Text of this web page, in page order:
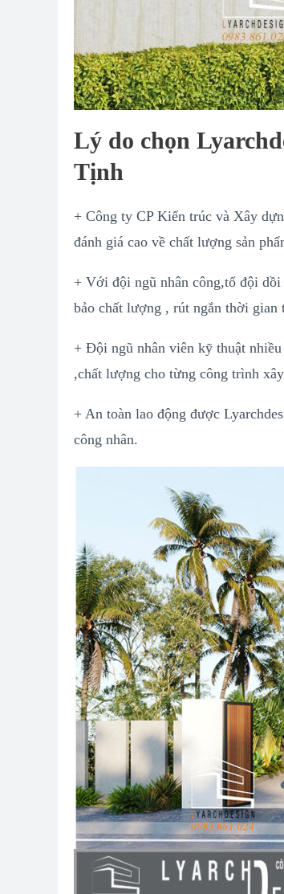
Lý do chọn
Tịnh
+ Công ty CP Kiến trúc và Xây
đánh giá cao về chất lượng sản
+ Với đội ngũ nhân công,tổ đội
bảo chất lượng , rút ngắn thời
+ Đội ngũ nhân viên kỹ thuật
,chất lượng cho từng công trình
+ An toàn lao động được
công nhân.